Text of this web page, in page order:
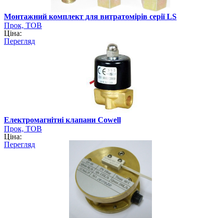
Монтажний комплект для витратомірів серії LS
Прок, ТОВ
Ціна:
Перегляд
Електромагнітні клапани Cowell
Прок, ТОВ
Ціна:
Перегляд